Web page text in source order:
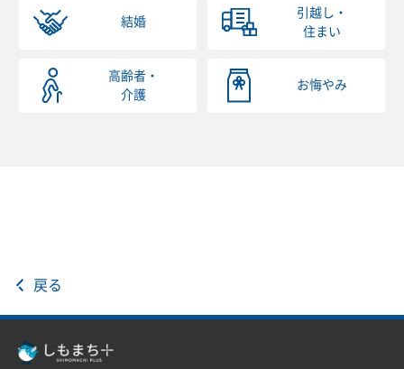
結婚
引越し・
住まい
高齢者・
介護
お悔やみ
戻る